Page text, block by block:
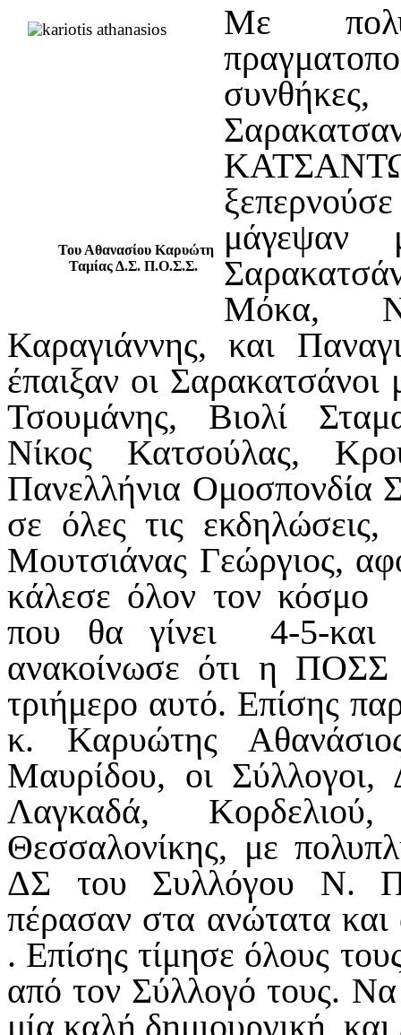
Του Αθανασίου Καρυώτη
Ταμίας Δ.Σ. Π.Ο.Σ.Σ.
Με
Μόκα,
Καραγιάννης, και
έπαιξαν οι
Τσουμάνης, Βιολί
Νίκος Κατσούλας,
Πανελλήνια Ομοσπονδία
σε όλες τις
Μουτσιάνας Γεώργιος,
κάλεσε όλον τον κόσμο
που θα γίνει 4-5-και
ανακοίνωσε ότι η ΠΟΣΣ
τριήμερο αυτό. Επίσης
κ. Καρυώτης
Μαυρίδου, οι
Λαγκαδά,
Θεσσαλονίκης, με
ΔΣ του Συλλόγου Ν.
πέρασαν στα ανώτατα και
. Επίσης τίμησε όλους
από τον Σύλλογό τους.
μία καλή δημιουργική